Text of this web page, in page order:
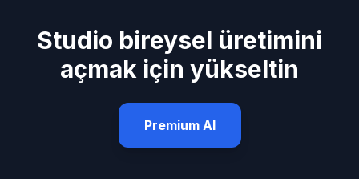
Studio bireysel üretimini
açmak için yükseltin
Premium Al